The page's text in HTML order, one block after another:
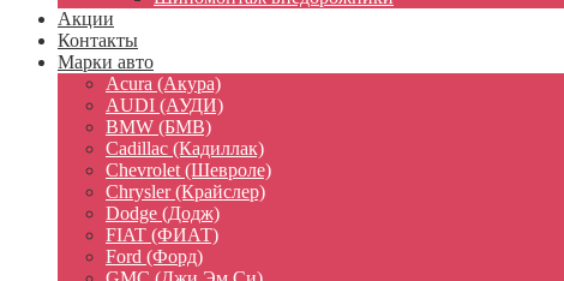
Акции
Контакты
Марки авто
Acura (Акура)
AUDI (АУДИ)
BMW (БМВ)
Cadillac (Кадиллак)
Chevrolet (Шевроле)
Chrysler (Крайслер)
Dodge (Додж)
FIAT (ФИАТ)
Ford (Форд)